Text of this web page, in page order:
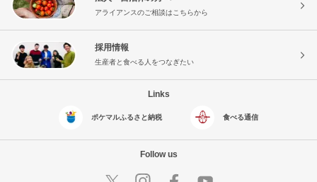
アライアンスのご相談はこちらから
採用情報
生産者と食べる人をつなぎたい
Links
ポケマルふるさと納税 食べる通信
Follow us